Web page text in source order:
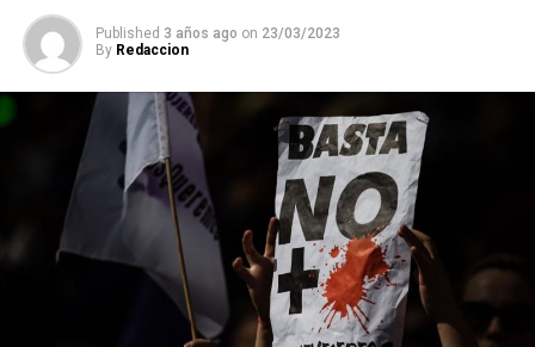
Published 3 años ago on 23/03/2023
By Redaccion